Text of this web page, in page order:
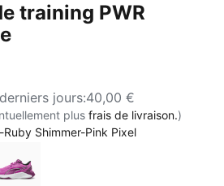
training PWR
jours:40,00 €
plus frais de livraison.)
Ruby Shimmer-Pink Pixel
Shimmer-Pink Pixel
Fresh Water-Baltic Sea Blue
Electric Orchid-Plum Wine-PUMA